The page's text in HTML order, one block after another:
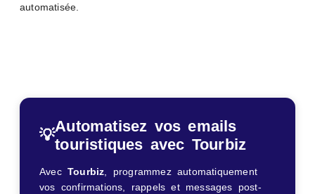
automatisée.
💡
Automatisez vos emails
touristiques avec Tourbiz
Avec Tourbiz, programmez automatiquement
vos confirmations, rappels et messages post-